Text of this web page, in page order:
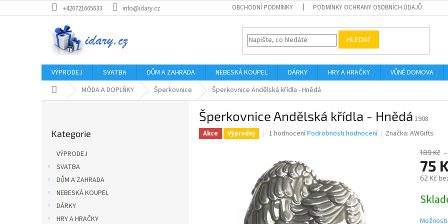
na
+420721665633 info@idary.cz OBCHODNÍ PODMÍNKY PODMÍNKY OCHRANY OSOBNÍCH ÚDAJŮ
HLEDAT
VÝPRODEJ SVATBA DŮM A ZAHRADA NEBESKÁ KOUPEL DÁRKY HRY A HRAČKY VŮNĚ DOMOVA
Domů MÓDA A DOPLŇKY Šperkovnice Šperkovnice Andělská křídla - Hnědá
kategorie
Kategorie
VÝPRODEJ
SVATBA
DŮM A ZAHRADA
NEBESKÁ KOUPEL
DÁRKY
HRY A HRAČKY
Šperkovnice Andělská křídla - Hnědá 1908
Akce Výprodej
Průměrné
5,0
z
5
hvězdiček.
1 hodnoceníPodrobnosti hodnocení Značka:AWGifts
189 Kč
75
62 Kč
cena: